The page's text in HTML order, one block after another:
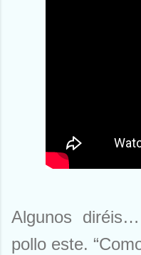
Algunos
pollo este.